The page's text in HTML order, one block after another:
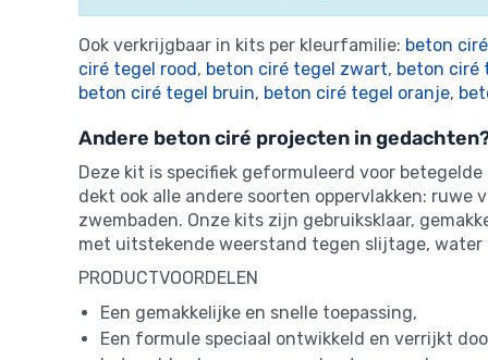
Ook verkrijgbaar in kits per kleurfamilie: beton
ciré tegel rood, beton ciré tegel zwart, beton ciré
beton ciré tegel bruin, beton ciré tegel oranje,
Andere beton ciré projecten in
Deze kit is specifiek geformuleerd voor
dekt ook alle andere soorten oppervlakken:
zwembaden. Onze kits zijn gebruiksklaar,
met uitstekende weerstand tegen slijtage, water
PRODUCTVOORDELEN
Een gemakkelijke en snelle toepassing,
Een formule speciaal ontwikkeld en verrijkt